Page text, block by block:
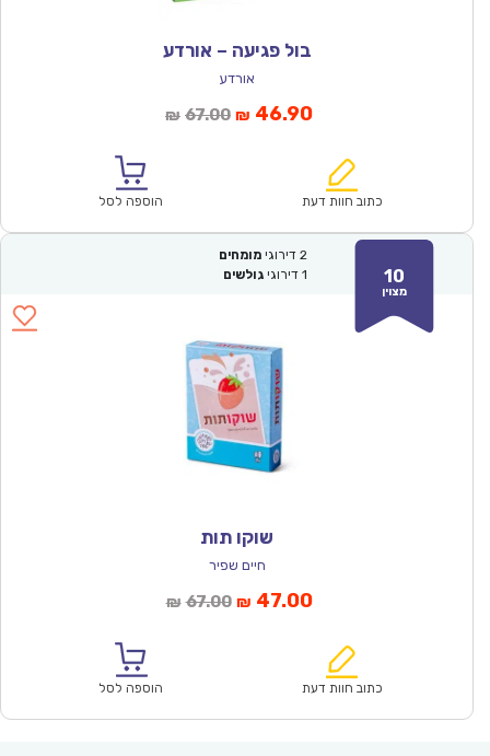
בול פגיעה – אורדע
אורדע
₪ 67.00המחיר
₪67.00.
₪ 46.90המחיר
הוא:
כתוב חוות דעת הוספה לסל
10
מצוין
2 דירוגי מומחים
1 דירוגי גולשים
שוקו תות
חיים שפיר
₪ 67.00המחיר
₪67.00.
₪ 47.00המחיר
הוא:
כתוב חוות דעת הוספה לסל